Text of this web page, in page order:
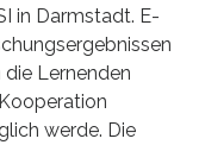
in Darmstadt. E-
Lernenden
werde. Die